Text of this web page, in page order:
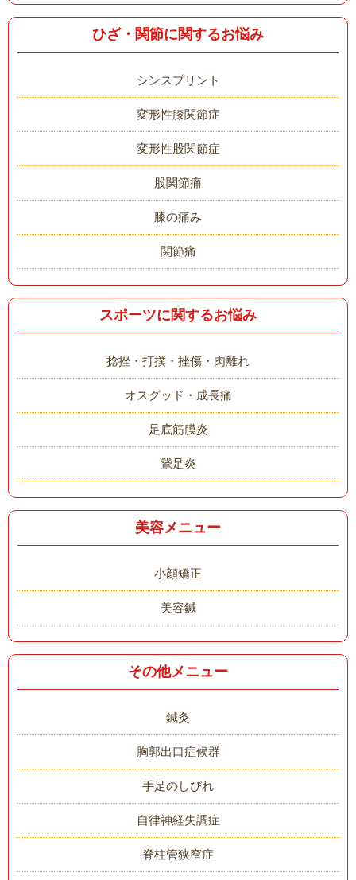
ひざ・関節に関するお悩み
シンスプリント
変形性膝関節症
変形性股関節症
股関節痛
膝の痛み
関節痛
スポーツに関するお悩み
捻挫・打撲・挫傷・肉離れ
オスグッド・成長痛
足底筋膜炎
鵞足炎
美容メニュー
小顔矯正
美容鍼
その他メニュー
鍼灸
胸郭出口症候群
手足のしびれ
自律神経失調症
脊柱管狭窄症